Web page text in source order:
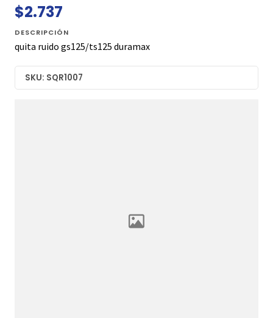
$2.737
DESCRIPCIÓN
quita ruido gs125/ts125 duramax
SKU: SQR1007